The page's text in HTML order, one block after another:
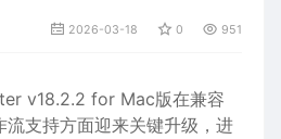
2026-03-18 0 951
v18.2.2 for Mac版在兼容
流支持方面迎来关键升级，进